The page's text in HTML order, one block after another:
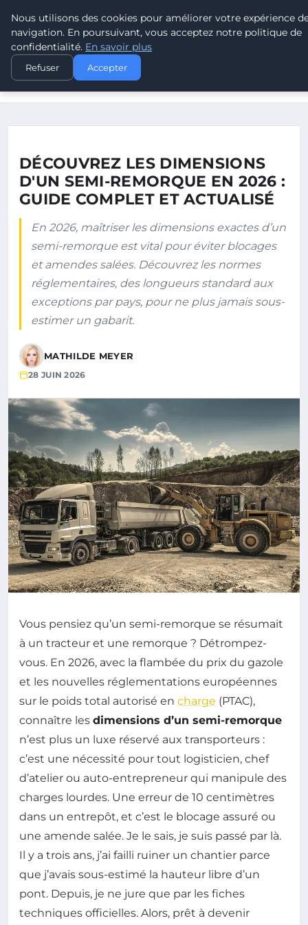
LEAD REVOLUTION
ACCUEIL
DÉCOUVREZ LES DIMENSIONS D'UN SEMI-REMORQUE EN 2026 :
DÉCOUVREZ LES DIMENSIONS
D'UN SEMI-REMORQUE EN 2026 :
GUIDE COMPLET ET ACTUALISÉ
En 2026, maîtriser les dimensions exactes d’un
semi-remorque est vital pour éviter blocages
et amendes salées. Découvrez les normes
réglementaires, des longueurs standard aux
exceptions par pays, pour ne plus jamais sous-
estimer un gabarit.
MATHILDE MEYER
28 JUIN 2026
Vous pensiez qu’un semi-remorque se résumait
à un tracteur et une remorque ? Détrompez-
vous. En 2026, avec la flambée du prix du gazole
et les nouvelles réglementations européennes
sur le poids total autorisé en charge (PTAC),
connaître les dimensions d’un semi-remorque
n’est plus un luxe réservé aux transporteurs :
c’est une nécessité pour tout logisticien, chef
d’atelier ou auto-entrepreneur qui manipule des
charges lourdes. Une erreur de 10 centimètres
dans un entrepôt, et c’est le blocage assuré ou
une amende salée. Je le sais, je suis passé par là.
Il y a trois ans, j’ai failli ruiner un chantier parce
que j’avais sous-estimé la hauteur libre d’un
pont. Depuis, je ne jure que par les fiches
techniques officielles. Alors, prêt à devenir
Nous utilisons des cookies pour améliorer votre expérience
navigation. En poursuivant, vous acceptez notre politique de
confidentialité. En savoir plus
Refuser Accepter